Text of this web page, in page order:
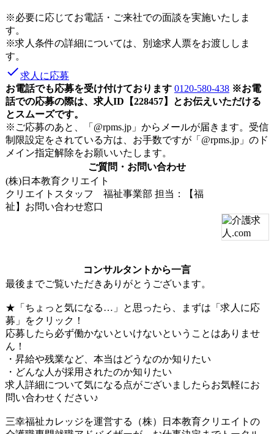
※必要に応じてお電話・ご来社での面談を実施いたしま
す。
※求人条件の詳細については、別途求人票をお渡ししま
す。
done求人に応募
お電話でも応募を受け付けております 0120-580-438 ※お電
話での応募の際は、求人ID【228457】とお伝えいただける
とスムーズです。
※ご応募のあと、「@rpms.jp」からメールが届きます。受信
制限設定をされている方は、お手数ですが「@rpms.jp」のド
メイン指定解除をお願いいたします。
ご質問・お問い合わせ
(株)日本教育クリエイト
クリエイトスタッフ 福祉事業部 担当：【福
祉】お問い合わせ窓口
コンサルタントから一言
最後までご覧いただきありがとうございます。
★「ちょっと気になる…」と思ったら、まずは「求人に応
募」をクリック！
応募したら必ず働かないといけないということはありませ
ん！
・昇給や残業など、本当はどうなのか知りたい
・どんな人が採用されたのか知りたい
求人詳細について気になる点がございましたらお気軽にお
問い合わせください♪
三幸福祉カレッジを運営する（株）日本教育クリエイトの